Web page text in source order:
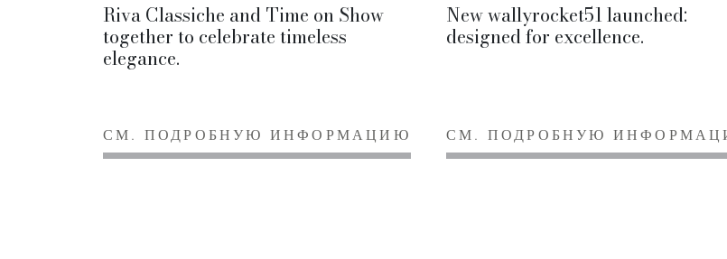
Riva Classiche and Time on Show
together to celebrate timeless
elegance.
СМ. ПОДРОБНУЮ ИНФОРМАЦИЮ
New wallyrocket51 launched:
designed for excellence.
СМ. ПОДРОБНУЮ